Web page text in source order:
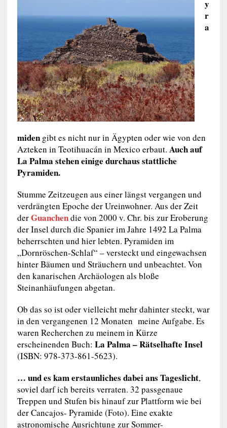
y
r
a
midengibt es nicht nur in Ägypten oder wie von den
Azteken in Teotihuacán in Mexico erbaut. Auch auf
La Palma stehen einige durchaus stattliche
Pyramiden.
Stumme Zeitzeugen aus einer längst vergangen und
verdrängten Epoche der Ureinwohner. Aus der Zeit
derGuanchendie von 2000 v. Chr. bis zur Eroberung
der Insel durch die Spanier im Jahre 1492 La Palma
beherrschten und hier lebten. Pyramiden im
„Dornröschen-Schlaf“ – versteckt und eingewachsen
hinter Bäumen und Sträuchern und unbeachtet. Von
den kanarischen Archäologen als bloße
Steinanhäufungen abgetan.
Ob das so ist oder vielleicht mehr dahinter steckt, war
in den vergangenen 12 Monaten meine Aufgabe. Es
waren Recherchen zu meinem in Kürze
erscheinenden Buch: La Palma – Rätselhafte Insel
(ISBN: 978-373-861-5623).
… und es kam erstaunliches dabei ans Tageslicht,
soviel darf ich bereits verraten. 32 passgenaue
Treppen und Stufen bis hinauf zur Plattform wie bei
der Cancajos- Pyramide (Foto). Eine exakte
astronomische Ausrichtung zur Sommer-